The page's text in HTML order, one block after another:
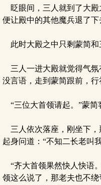
眨眼间，三人就到了大殿
便让殿中的其他魔兵退了下
此时大殿之中只剩蒙简和
三人一进大殿就觉得气氛
没言语，走到蒙简跟前，行
“三位大首领请起。”蒙简
三人依次落座，刚坐下，
起身问道：“不知二长老叫
“齐大首领果然快人快语
领这么说了，那老夫也不